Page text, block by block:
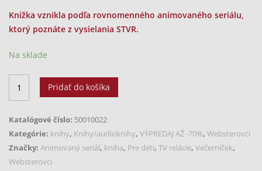
Knižka vznikla podľa rovnomenného animovaného seriálu,
ktorý poznáte z vysielania STVR.
Na sklade
množstvo
Kniha
4
|
Na
vláknach
Pridať do košíka
Katalógové číslo: 50010022
Kategórie: knihy, Knihy/audioknihy, VÝPREDAJ AŽ -70%, Websterovci
Značky: Animovaný seriál, kniha, Pre deti, TV relácie, Večerníček,
Websterovci